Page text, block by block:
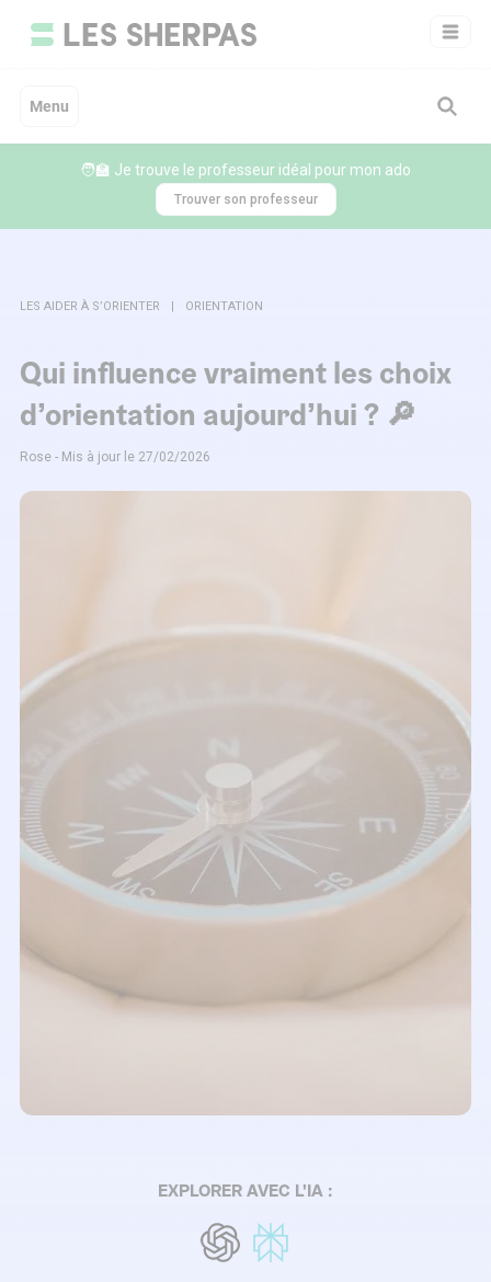
Menu
🧑‍🏫 Je trouve le professeur idéal pour mon ado
Trouver son professeur
LES AIDER À S’ORIENTER ORIENTATION
Qui influence vraiment les choix
d’orientation aujourd’hui ? 🔎
Rose - Mis à jour le 27/02/2026
EXPLORER AVEC L'IA :